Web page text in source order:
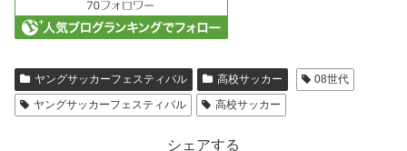
ヤングサッカーフェスティバル 高校サッカー
08世代
ヤングサッカーフェスティバル
高校サッカー
シェアする